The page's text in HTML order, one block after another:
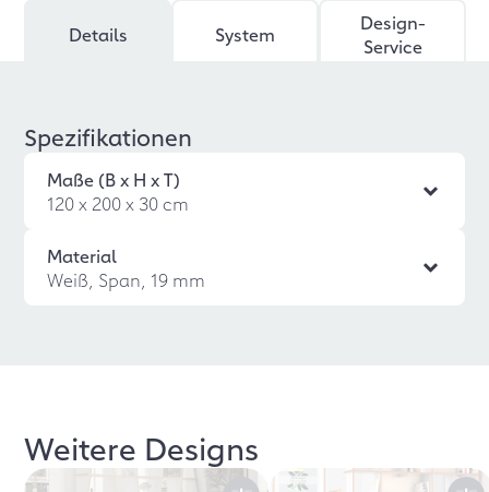
Details System
Design-
Service
Spezifikationen
Maße (B x H x T)
120 x 200 x 30 cm
Material
Weiß, Span, 19 mm
Weitere Designs